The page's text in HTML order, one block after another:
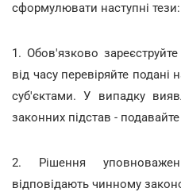
сформулювати наступні тези:
1. Обов'язково
від часу перевіряйте
суб'єктами. У випадку
законних підстав -
2. Рішення
відповідають чинному